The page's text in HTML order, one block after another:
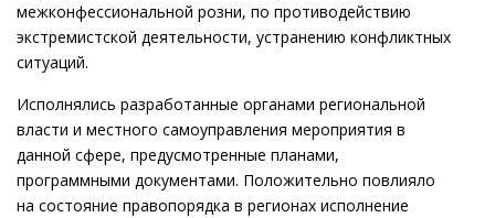
межконфессиональной розни, по противодействию
экстремистской деятельности, устранению конфликтных
ситуаций.
Исполнялись разработанные органами региональной
власти и местного самоуправления мероприятия в
данной сфере, предусмотренные планами,
программными документами. Положительно повлияло
на состояние правопорядка в регионах исполнение